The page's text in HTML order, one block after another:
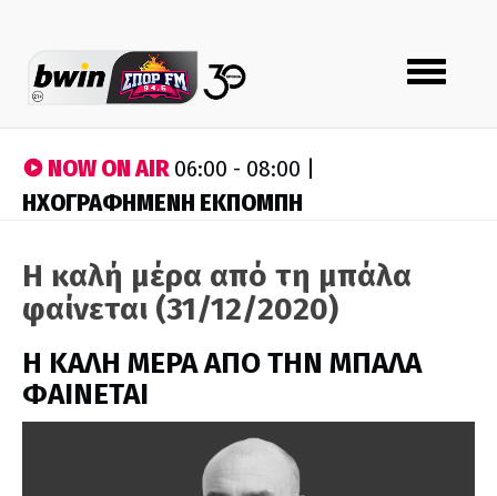
Toggle
navigation
NOW ON AIR06:00 - 08:00 |
ΗΧΟΓΡΑΦΗΜΕΝΗ ΕΚΠΟΜΠΗ
Η καλή μέρα από τη μπάλα
φαίνεται (31/12/2020)
H ΚΑΛΗ ΜΕΡΑ ΑΠΟ ΤΗΝ ΜΠΑΛΑ
ΦΑΙΝΕΤΑΙ